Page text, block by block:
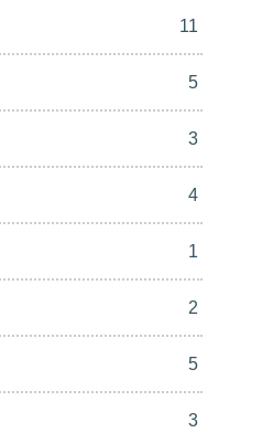
11
5
3
4
1
2
5
3